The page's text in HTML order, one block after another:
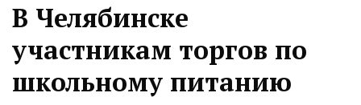
В Челябинске
участникам торгов по
школьному питанию